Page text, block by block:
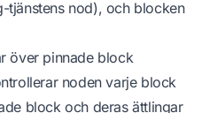
tjänstens nod), och blocken
över pinnade block
noden varje block
block och deras ättlingar